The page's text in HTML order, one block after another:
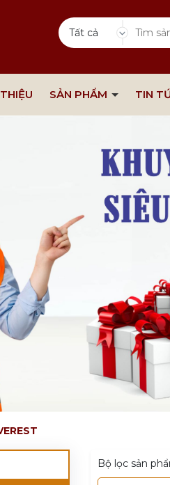
Tất cả
SẢN PHẨM TIN
Bộ lọc sản